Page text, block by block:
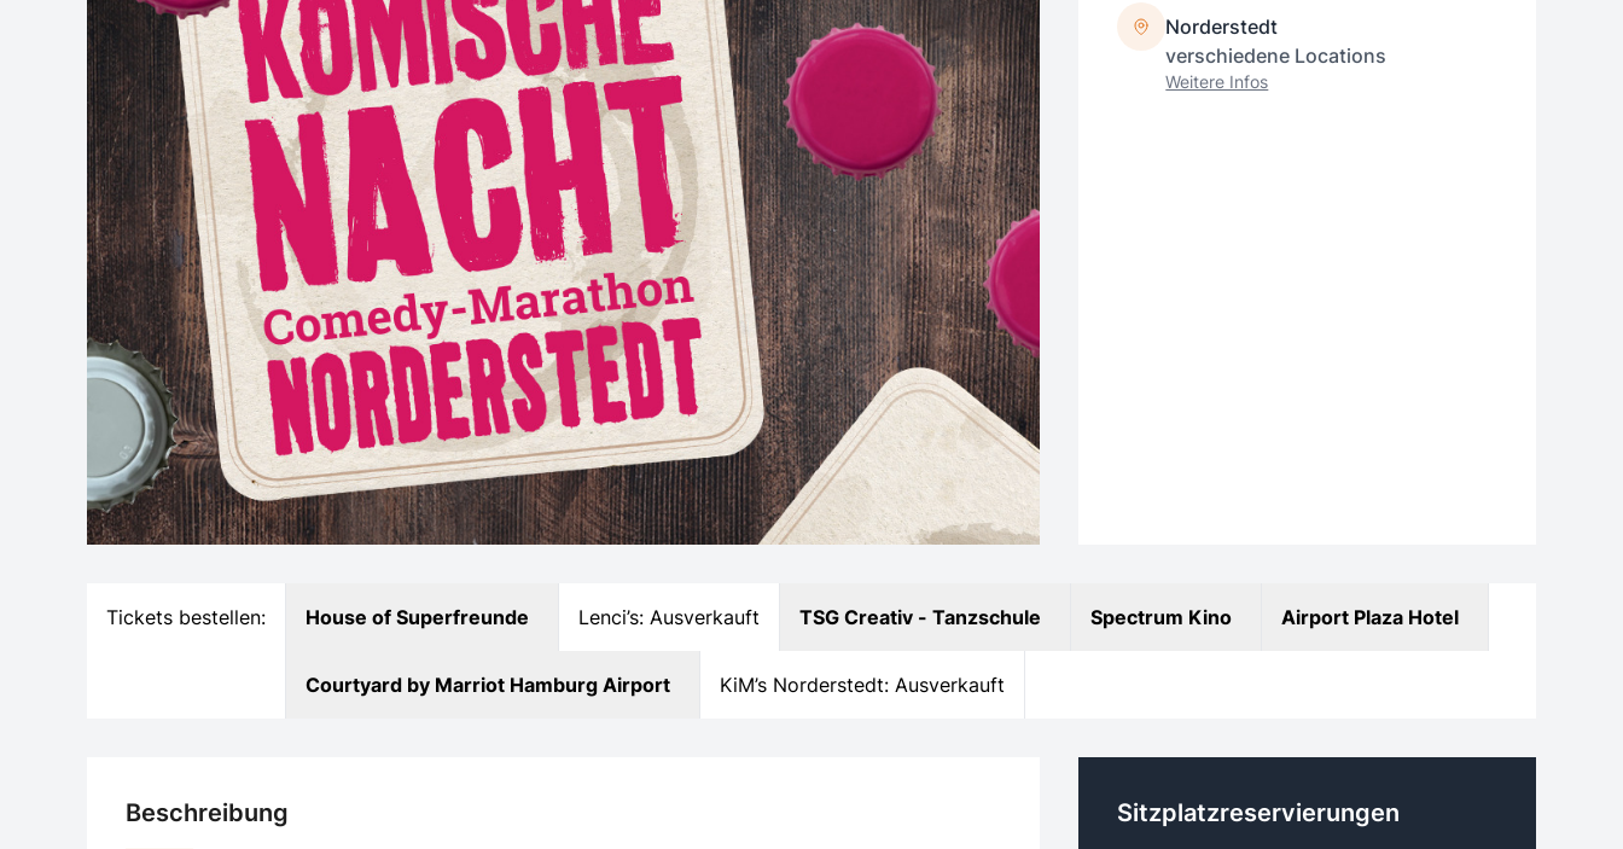
Norderstedt
verschiedene Locations
Weitere Infos
Tickets bestellen: House of Superfreunde Lenci’s: Ausverkauft TSG Creativ - Tanzschule Spectrum Kino Airport Plaza Hotel
Courtyard by Marriot Hamburg Airport KiM’s Norderstedt: Ausverkauft
Beschreibung Sitzplatzreservierungen